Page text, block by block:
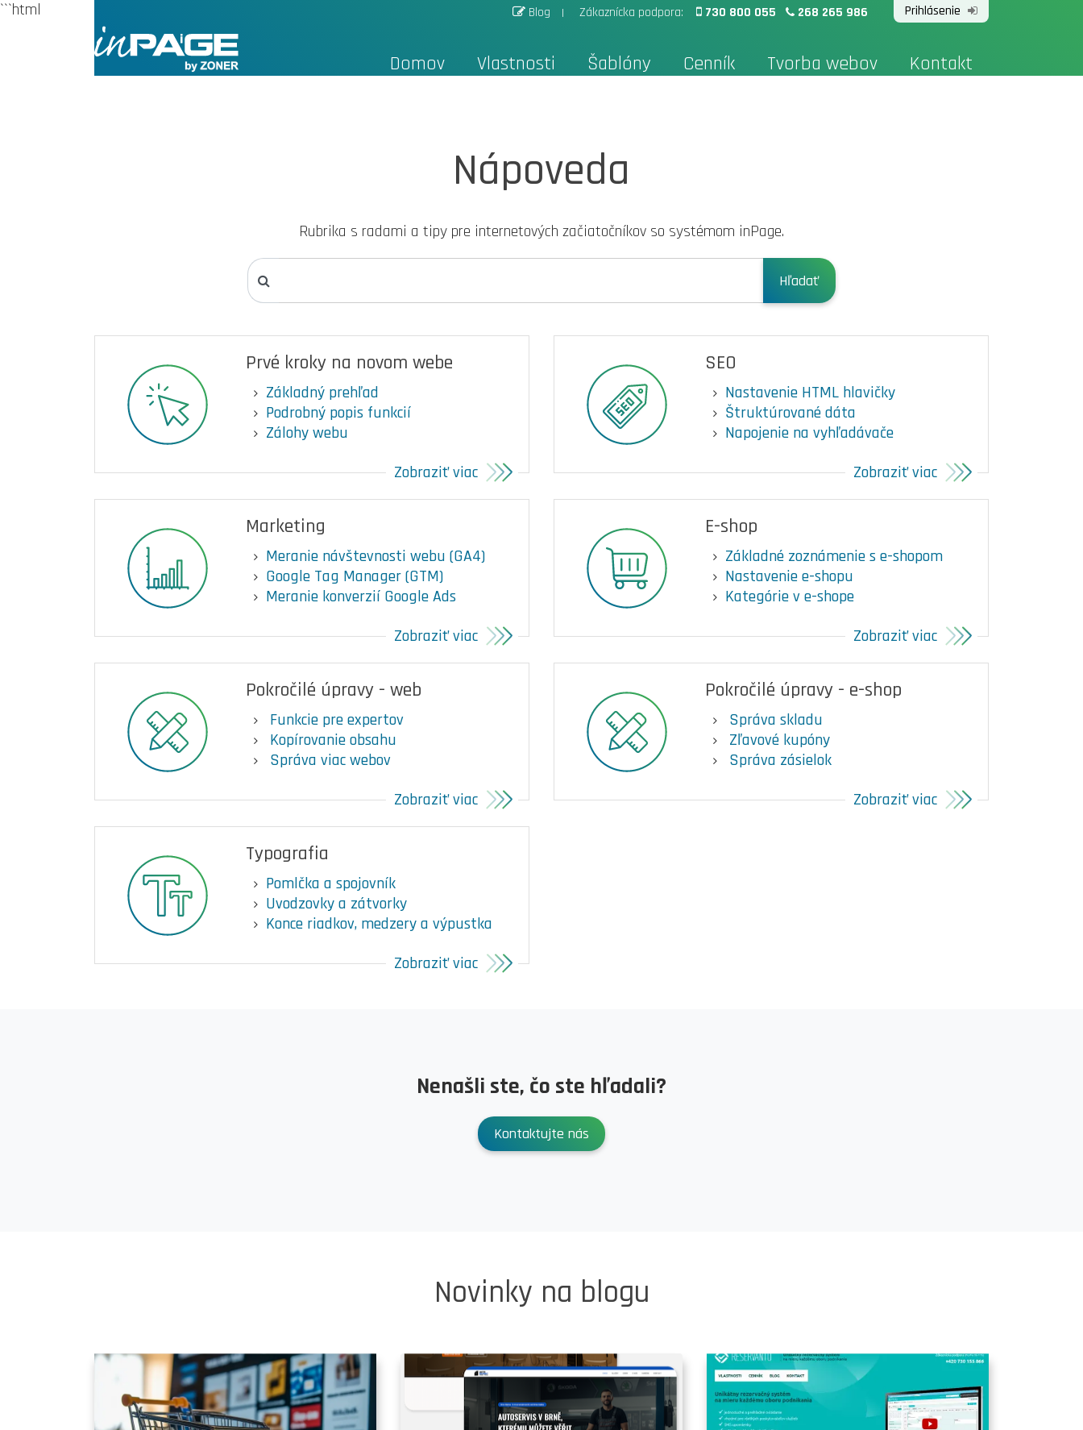
Domov Vlastnosti Šablóny Cenník Tvorba webov Kontakt
Blog Zákaznícka podpora: 730 800 055 268 265 986 Prihlásenie
```html
Nápoveda
Rubrika s radami a tipy pre internetových začiatočníkov so systémom inPage.
Hľadať
Prvé kroky na novom webe
Základný prehľad
Podrobný popis funkcií
Zálohy webu
Zobraziť viac
SEO
Nastavenie HTML hlavičky
Štruktúrované dáta
Napojenie na vyhľadávače
Zobraziť viac
Marketing
Meranie návštevnosti webu (GA4)
Google Tag Manager (GTM)
Meranie konverzií Google Ads
Zobraziť viac
E-shop
Základné zoznámenie s e-shopom
Nastavenie e-shopu
Kategórie v e-shope
Zobraziť viac
Pokročilé úpravy - web
Funkcie pre expertov
Kopírovanie obsahu
Správa viac webov
Zobraziť viac
Pokročilé úpravy - e-shop
Správa skladu
Zľavové kupóny
Správa zásielok
Zobraziť viac
Typografia
Pomlčka a spojovník
Uvodzovky a zátvorky
Konce riadkov, medzery a výpustka
Zobraziť viac
Nenašli ste, čo ste hľadali?
Kontaktujte nás
Novinky na blogu